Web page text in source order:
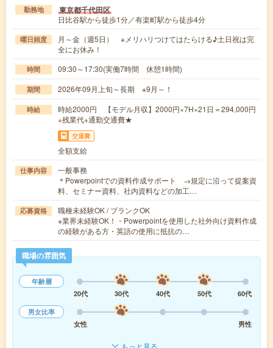
勤務地 東京都千代田区
日比谷駅から徒歩1分／有楽町駅から徒歩4分
曜日頻度
月～金（週5日） ※メリハリつけてはたらける♪土日祝は完
全にお休み！
時間 09:30～17:30(実働7時間 休憩1時間)
期間 2026年09月上旬～長期 ※9月～！
時給
時給2000円 【モデル月収】2000円×7H×21日＝294,000円
+残業代+通勤交通費★
交通費
全額支給
仕事内容
一般事務
＊Powerpointでの資料作成サポート →規定に沿って提案資
料、セミナー資料、社内資料などの加工…
応募資格
職種未経験OK / ブランクOK
※業界未経験OK！・Powerpointを使用した社外向け資料作成
の経験がある方・英語の使用に抵抗の…
職場の雰囲気
年齢層
20代
30代 40代 50代
60代
男女比率
女性
男性
もっと見る